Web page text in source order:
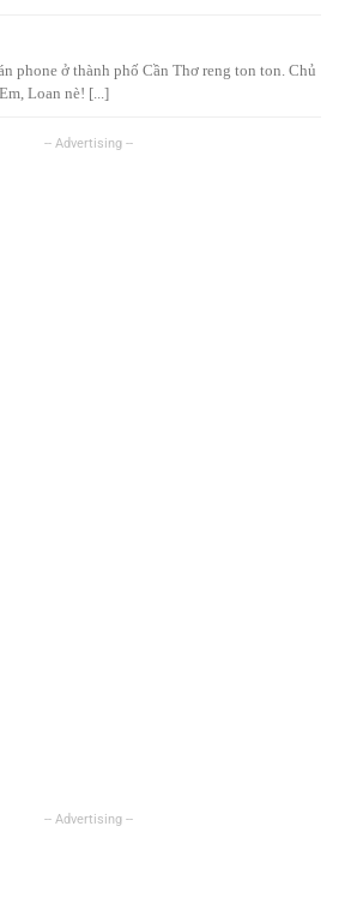
phone ở thành phố Cần Thơ reng ton ton. Chủ
Loan nè! [...]